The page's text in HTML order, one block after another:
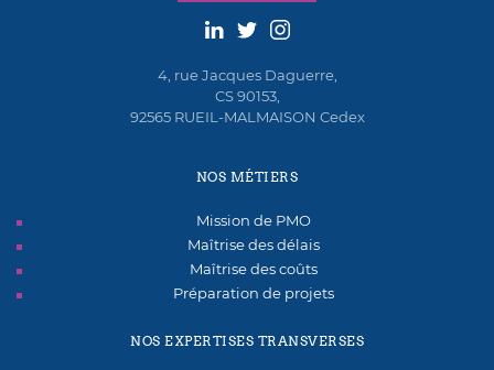
4, rue Jacques Daguerre,
CS 90153,
92565 RUEIL-MALMAISON Cedex
NOS MÉTIERS
Mission de PMO
Maîtrise des délais
Maîtrise des coûts
Préparation de projets
NOS EXPERTISES TRANSVERSES